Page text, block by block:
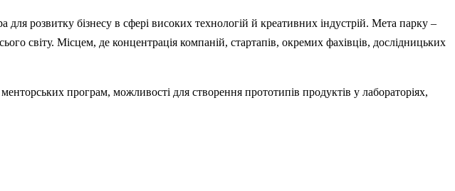
розвитку бізнесу в сфері високих технологій й креативних індустрій. Мета парку –
світу. Місцем, де концентрація компаній, стартапів, окремих фахівців, дослідницьких
програм, можливості для створення прототипів продуктів у лабораторіях,